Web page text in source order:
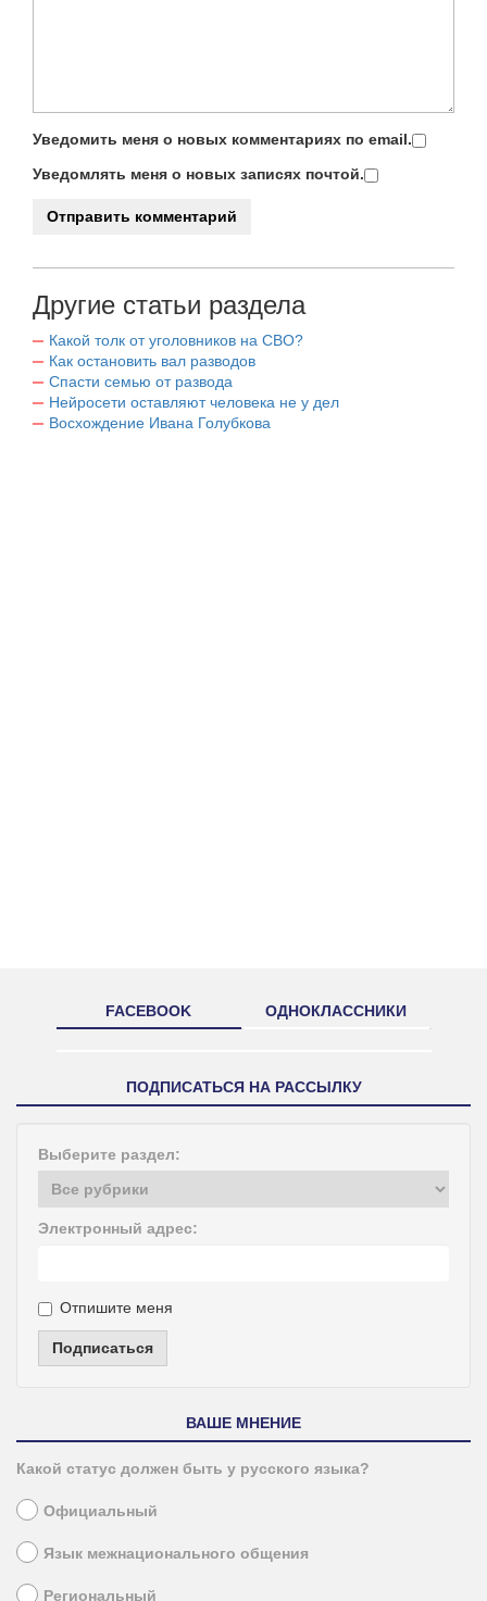
Уведомить меня о новых комментариях по email.
Уведомлять меня о новых записях почтой.
Другие статьи раздела
Какой толк от уголовников на СВО?
Как остановить вал разводов
Спасти семью от развода
Нейросети оставляют человека не у дел
Восхождение Ивана Голубкова
FACEBOOK ОДНОКЛАССНИКИ
ПОДПИСАТЬСЯ НА РАССЫЛКУ
Выберите раздел:
Электронный адрес:
Отпишите меня
Подписаться
ВАШЕ МНЕНИЕ
Какой статус должен быть у русского языка?
Официальный
Язык межнационального общения
Региональный